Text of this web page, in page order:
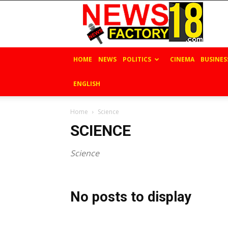
News
Factory
18
HOME NEWS POLITICS CINEMA
ENGLISH
Home Science
SCIENCE
Science
No posts to display